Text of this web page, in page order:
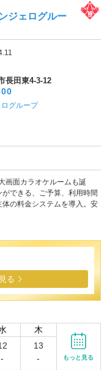
ジェログルー
つ星のうち4
長田東4-3-12
グループ
画面カラオケルームも誕
できる、ご予算、利用時間
の料金システムを導入。安
る
木
-
13
-
もっと見る